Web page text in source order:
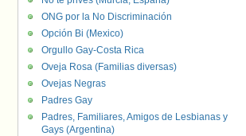
ONG por la No Discriminación
Opción Bi (Mexico)
Orgullo Gay-Costa Rica
Oveja Rosa (Familias diversas)
Ovejas Negras
Padres Gay
Padres, Familiares, Amigos de Lesbianas y
Gays (Argentina)